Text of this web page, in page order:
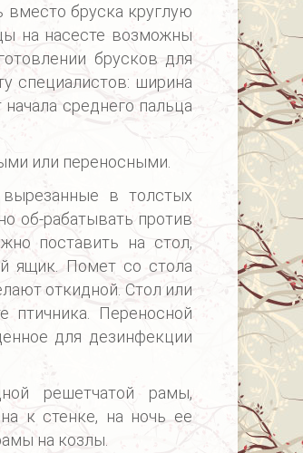
бруска круглую
на насесте возможны
брусков для
специалистов: ширина
среднего пальца
или переносными.
в толстых
об-рабатывать против
поставить на стол,
ящик. Помет со стола
откидной. Стол или
Переносной
для дезинфекции
решетчатой рамы,
к стенке, на ночь ее
на козлы.